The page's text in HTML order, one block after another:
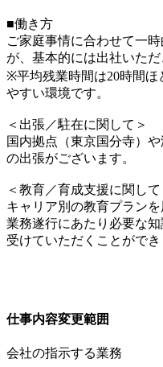
■働き方
ご家庭事情に合わせて一
が、基本的には出社いた
※平均残業時間は20時間ほ
やすい環境です。
＜出張／駐在に関して＞
国内拠点（東京国分寺）
の出張がございます。
＜教育／育成支援に関して
キャリア別の教育プランを
業務遂行にあたり必要な
受けていただくことができ
仕事内容変更範囲
会社の指示する業務